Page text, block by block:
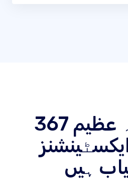
367 سے زیادہ عظیم
ہیں